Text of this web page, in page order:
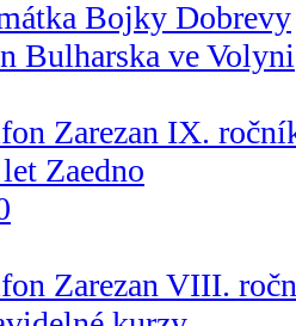
Bojky Dobrevy
Bulharska ve Volyni
Zarezan IX.
Zaedno
Zarezan VIII.